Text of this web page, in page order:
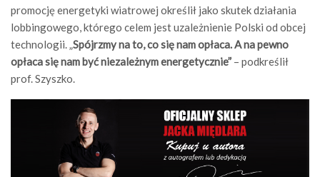
promocję energetyki wiatrowej określił jako skutek działania
lobbingowego, którego celem jest uzależnienie Polski od obcej
technologii. „Spójrzmy na to, co się nam opłaca. A na pewno
opłaca się nam być niezależnym energetycznie” – podkreślił
prof. Szyszko.